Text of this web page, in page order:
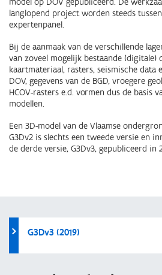
langlopend project worden steeds
expertenpanel.
Bij de aanmaak van de verschillende
van zoveel mogelijk bestaande (digitale)
kaartmateriaal, rasters, seismische data
DOV, gegevens van de BGD, vroegere
HCOV-rasters e.d. vormen dus de basis
modellen.
Een 3D-model van de Vlaamse
G3Dv2 is slechts een tweede versie en
de derde versie, G3Dv3, gepubliceerd in
G3Dv3 (2019)